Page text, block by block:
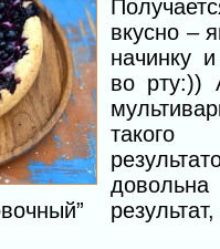
вкусно –
начинку
во рту:))